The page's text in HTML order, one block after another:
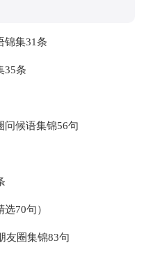
锦集31条
35条
问候语集锦56句
70句）
友圈集锦83句